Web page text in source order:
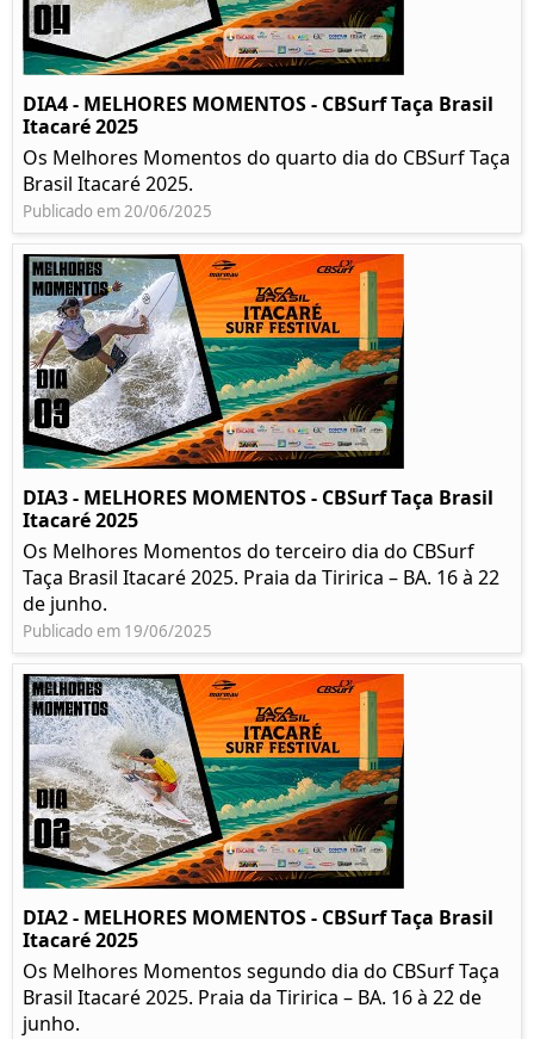
DIA4 - MELHORES MOMENTOS - CBSurf Taça Brasil
Itacaré 2025
Os Melhores Momentos do quarto dia do CBSurf Taça
Brasil Itacaré 2025.
Publicado em 20/06/2025
DIA3 - MELHORES MOMENTOS - CBSurf Taça Brasil
Itacaré 2025
Os Melhores Momentos do terceiro dia do CBSurf
Taça Brasil Itacaré 2025. Praia da Tiririca – BA. 16 à 22
de junho.
Publicado em 19/06/2025
DIA2 - MELHORES MOMENTOS - CBSurf Taça Brasil
Itacaré 2025
Os Melhores Momentos segundo dia do CBSurf Taça
Brasil Itacaré 2025. Praia da Tiririca – BA. 16 à 22 de
junho.